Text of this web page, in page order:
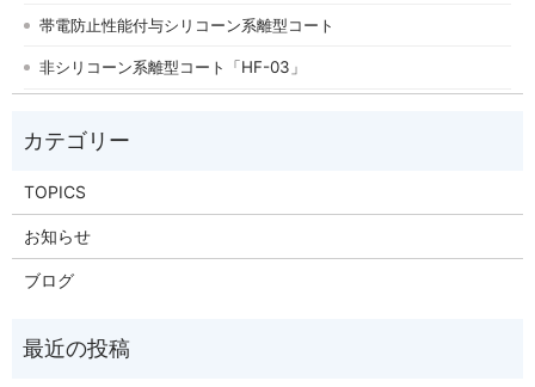
帯電防止性能付与シリコーン系離型コート
非シリコーン系離型コート「HF-03」
TOPICS
お知らせ
ブログ